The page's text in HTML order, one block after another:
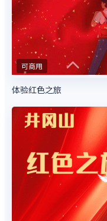
可商用
体验红色之旅